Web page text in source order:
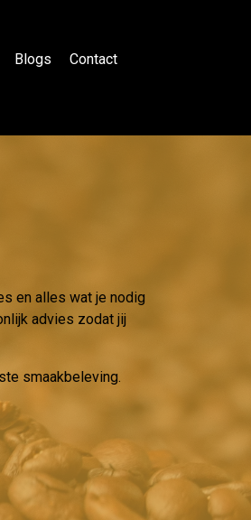
Blogs Contact
en alles wat je nodig
advies zodat jij
smaakbeleving.